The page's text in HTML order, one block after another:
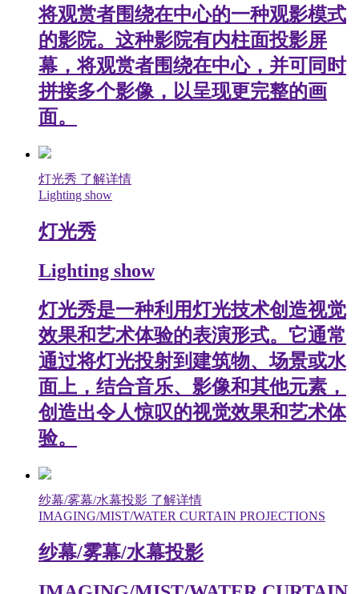
将观赏者围绕在中心的一种观影模式
的影院。这种影院有内柱面投影屏
幕，将观赏者围绕在中心，并可同时
拼接多个影像，以呈现更完整的画
面。
灯光秀 了解详情
Lighting show
灯光秀
Lighting show
灯光秀是一种利用灯光技术创造视觉
效果和艺术体验的表演形式。它通常
通过将灯光投射到建筑物、场景或水
面上，结合音乐、影像和其他元素，
创造出令人惊叹的视觉效果和艺术体
验。
纱幕/雾幕/水幕投影 了解详情
IMAGING/MIST/WATER CURTAIN PROJECTIONS
纱幕/雾幕/水幕投影